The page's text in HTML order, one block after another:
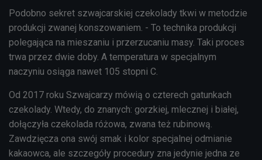
Podobno sekret szwajcarskiej czekolady tkwi w metodzie
produkcji zwanej konszowaniem. - To technika produkcji
polegająca na mieszaniu i przerzucaniu masy. Taki proces
trwa przez dwie doby. A temperatura w specjalnym
naczyniu osiąga nawet 105 stopni C.
Od 2017 roku Szwajcarzy mówią o czterech gatunkach
czekolady. Wtedy, do znanych: gorzkiej, mlecznej i białej,
dołączyła czekolada różowa, zwana też rubinową.
Zawdzięcza ona swój smak i kolor specjalnej odmianie
kakaowca, ale szczegóły procedury zna jedynie jedna ze